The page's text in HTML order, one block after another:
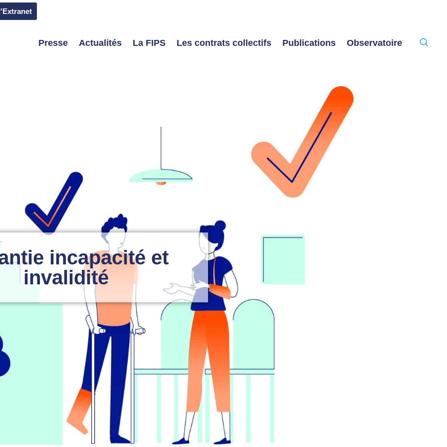
Presse Actualités La FIPS Les contrats collectifs Publications Observatoire
incapacité et
invalidité